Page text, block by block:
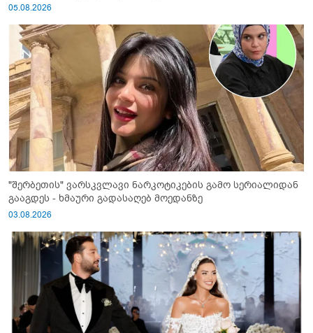
05.08.2026
"შერბეთის" ვარსკვლავი ნარკოტიკების გამო სერიალიდან
გააგდეს - ხმაური გადასაღებ მოედანზე
03.08.2026